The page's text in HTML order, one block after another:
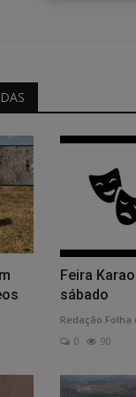
Feira
sábado
Redação Folha
0
90
após pausa
Jul 18, 2026 0 61